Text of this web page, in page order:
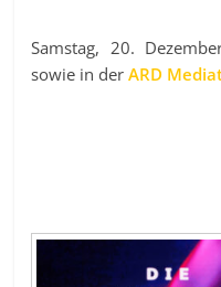
Samstag, 20.
sowie in derARD